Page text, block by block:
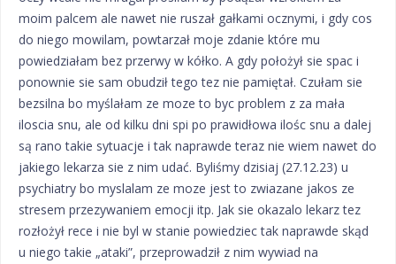
moim palcem ale nawet nie ruszał gałkami ocznymi, i gdy cos
do niego mowilam, powtarzał moje zdanie które mu
powiedziałam bez przerwy w kółko. A gdy położył sie spac i
ponownie sie sam obudził tego tez nie pamiętał. Czułam sie
bezsilna bo myślałam ze moze to byc problem z za mała
iloscia snu, ale od kilku dni spi po prawidłowa ilośc snu a dalej
są rano takie sytuacje i tak naprawde teraz nie wiem nawet do
jakiego lekarza sie z nim udać. Byliśmy dzisiaj (27.12.23) u
psychiatry bo myslalam ze moze jest to zwiazane jakos ze
stresem przezywaniem emocji itp. Jak sie okazalo lekarz tez
rozłożył rece i nie byl w stanie powiedziec tak naprawde skąd
u niego takie „ataki”, przeprowadził z nim wywiad na